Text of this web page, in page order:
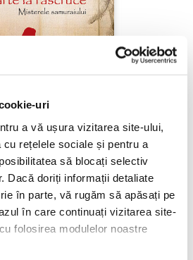
uri
a vă ușura vizitarea site-ului,
cu rețelele sociale și pentru a
să blocați selectiv
Dacă doriți informații detaliate
în parte, vă rugăm să apăsați pe
în care continuați vizitarea site-
folosirea modulelor noastre
Moarte la rascruce